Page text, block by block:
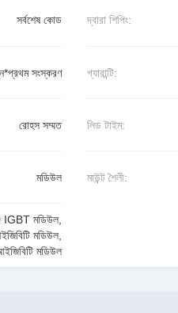
সর্বশেষ কোড দ্বারা শিপিং:
সংস্করণ গ্যারান্টি:
রোহস সম্মত লিড টাইম:
মডিউল মাউন্ট শৈলী:
মডিউল,
মডিউল,
মডিউল